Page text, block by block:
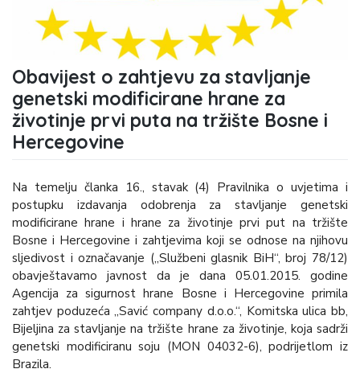
Obavijest o zahtjevu za stavljanje
genetski modificirane hrane za
životinje prvi puta na tržište Bosne i
Hercegovine
Na temelju članka 16., stavak (4) Pravilnika o uvjetima i
postupku izdavanja odobrenja za stavljanje genetski
modificirane hrane i hrane za životinje prvi put na tržište
Bosne i Hercegovine i zahtjevima koji se odnose na njihovu
sljedivost i označavanje („Službeni glasnik BiH“, broj 78/12)
obavještavamo javnost da je dana 05.01.2015. godine
Agencija za sigurnost hrane Bosne i Hercegovine primila
zahtjev poduzeća „Savić company d.o.o.“, Komitska ulica bb,
Bijeljina za stavljanje na tržište hrane za životinje, koja sadrži
genetski modificiranu soju (MON 04032-6), podrijetlom iz
Brazila.